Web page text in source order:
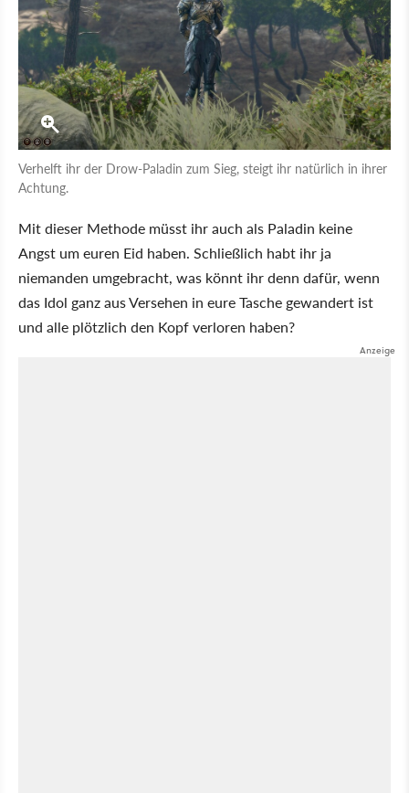
Verhelft ihr der Drow-Paladin zum Sieg, steigt ihr natürlich in ihrer
Achtung.
Mit dieser Methode müsst ihr auch als Paladin keine
Angst um euren Eid haben. Schließlich habt ihr ja
niemanden umgebracht, was könnt ihr denn dafür, wenn
das Idol ganz aus Versehen in eure Tasche gewandert ist
und alle plötzlich den Kopf verloren haben?